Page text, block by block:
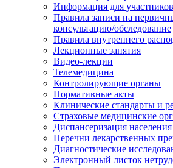
Информация для
Правила записи на
консультацию/обследование
Правила внутреннего
Лекционные занятия
Видео-лекции
Телемедицина
Контролирующие органы
Нормативные акты
Клинические стандарты и
Страховые медицинские
Диспансеризация населения
Перечни лекарственных
Диагностические
Электронный листок